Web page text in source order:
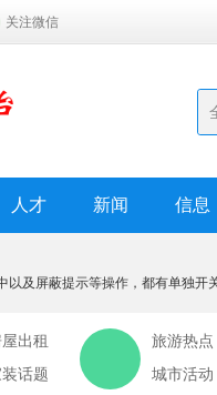
关注微信
人才 新闻 信息
及屏蔽提示等操作，都有单独开
屋出租
话题
旅游热点
城市活动